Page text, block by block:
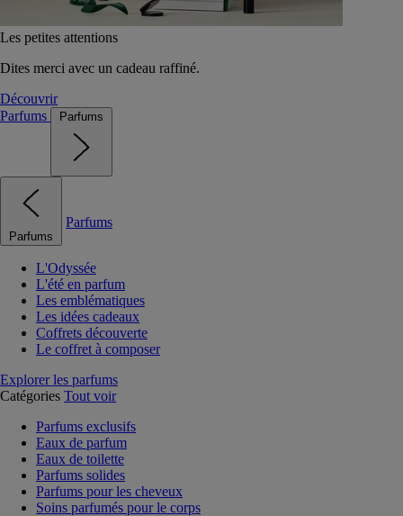
Les petites attentions
Dites merci avec un cadeau raffiné.
Découvrir
Parfums
Parfums
Parfums
Parfums
L'Odyssée
L'été en parfum
Les emblématiques
Les idées cadeaux
Coffrets découverte
Le coffret à composer
Explorer les parfums
Catégories Tout voir
Parfums exclusifs
Eaux de parfum
Eaux de toilette
Parfums solides
Parfums pour les cheveux
Soins parfumés pour le corps